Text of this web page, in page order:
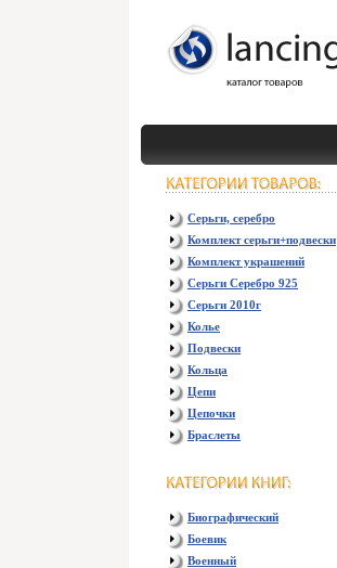
Серьги, серебро
Комплект серьги+подвески
Комплект украшений
Серьги Серебро 925
Серьги 2010г
Колье
Подвески
Кольца
Цепи
Цепочки
Браслеты
Биографический
Боевик
Военный